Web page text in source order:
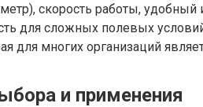
скорость работы, удобный
для сложных полевых
для многих организаций
и применения